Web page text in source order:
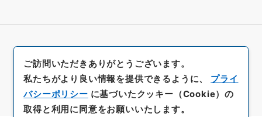
ご訪問いただきありがとうございます。
私たちがより良い情報を提供できるように、 プライ
バシーポリシー に基づいたクッキー（Cookie）の
取得と利用に同意をお願いいたします。